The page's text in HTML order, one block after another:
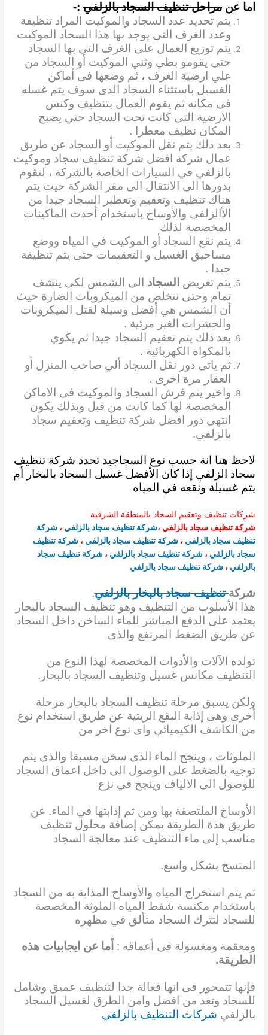
اما عنمراحل تنظيف السجاد بالزلفي :-
يتم تحديد عدد السجاد والموكيت المراد تنظيفة
وعدد الغرف التي يوجد بها هذا السجاد الموكيت
يتم توزيع العمال على الغرف التى بها السجاد
حتى يقومو بطي وثني الموكيت أو السجاد من
علي ارضية الغرف ، ثم وضعها فى أماكن
الغسيل باستثناء السجاد الذى سوف يتم غسله
فى مكانه ثم يقوم العمال بتنظيف وكنس
الارضية التى كانت تحت السجاد حتي يصبح
المكان نظيف معطرا .
بعد ذلك يتم نقل الموكيت أو السجاد عن طريق
عمال شركة افضل شركة تنظيف سجاد وموكيت
بالزلفي في السيارات الخاصة بالشركة ، لتقوم
بدورها الى الانتقال الى مقر الشركة حيث يتم
هناك تنظيف وتعقيم وتعطير السجاد جيدا من
الأالزلفي والأوساخ باستخدام أحدث الماكينات
المخصصة لذلك
يتم نقع السجاد أو الموكيت في المياه ووضع
مساحيق الغسيل و التعقيمات حتى يتم تنظيفة
جيدا .
يتم تعريض السجاد الى الشمس لكي ينشف
تمام وحتى نتخلص من الميكروبات الضارة حيث
أن الشمس هي أفضل وسيلة لقتل الميكروبات
والحشرات الغير مرئية .
بعد ذلك يتم تعقيم السجاد جيدا ثم يكوي
بالمكواة الكهربائية .
ثم ياتى دور نقل السجاد ألي صاحب المنزل أو
العقار مرة اخرى .
واخير يتم فرش السجاد والموكيت فى الاماكن
المخصصة لها كما كانت من قبل وبذلك يكون
انتهى دور افضل شركة تنظيف وتعقيم سجاد
بالزلفي.
لاحظ هنا انة حسب نوع السجاجيد تحدد شركة تنظيف
سجاد الزلفي إذا كان الأفضل غسيل السجاد بالبخار أم
يتم غسيلة ونقعه في المياه
شركات تنظيف وتعقيم السجاد بالمنطقة الشرقية
شركة تنظيف سجاد بالزلفي ،شركة تنظيف سجاد بالزلفي ،شركة
تنظيف سجاد بالزلفي ،شركة تنظيف سجاد بالزلفي ،شركة تنظيف
سجاد بالزلفي ،شركة تنظيف سجاد بالزلفي ،شركة تنظيف سجاد
بالزلفي ، شركة تنظيف سجاد بالزلفي
شركة تنظيف سجاد بالبخار بالزلفي.
هذا الأسلوب من التنظيف وهو تنظيف السجاد بالبخار
يعتمد على الدفع المباشر للماء الساخن داخل السجاد
عن طريق الضغط المرتفع والذي
تولده الآلات والأدوات المخصصة لهذا النوع من
التنظيف مكانس غسيل وتنظيف السجاد بالبخار.
ولكن يسبق مرحلة تنظيف السجاد بالبخار مرحلة
أخرى وهى إذابة البقع الزيتية عن طريق استخدام نوع
من الكاشف الكيميائي واى نوع اخر من
الملوثات ، وينجح الماء الذى سخن مسبقا والذى يتم
توجيه بالضغط على الوصول الى داخل اعماق السجاد
للوصول الى الالياف وينجح في نزع
الأوساخ الملتصقة بها ومن ثم إذابتها في الماء. عن
طريق هذة الطريقة يمكن إضافة محلول تنظيف
مناسب إلى ماء التنظيف عند معالجة السجاد
المتسخ بشكل واسع.
ثم يتم استخراج المياه والأوساخ المذابة به من السجاد
باستخدام مكنسة شفط المياه الملوثة المخصصة
للسجاد لتترك السجاد متألق في مظهره
ومعقمة ومغسولة فى أعماقه : أما عن ايجابيات هذه
الطريقة.
فإنها تتمحور فى انها فعالة جدا لتنظيف عميق وشامل
للسجاد وتعد من افضل وامن الطرق لغسيل السجاد
بالزلفي شركات التنظيف بالزلفي